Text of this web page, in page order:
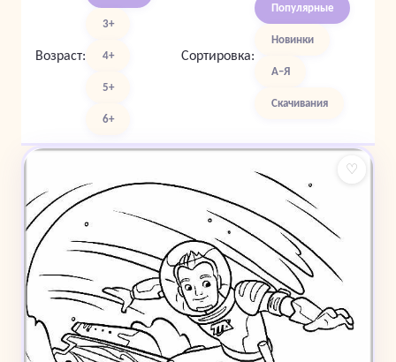
Возраст:
3+
4+
5+
6+
Сортировка:
Популярные
Новинки
А–Я
Скачивания
♡